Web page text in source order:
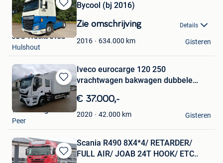
Bewaren
in
Mijn
Favorieten
Bycool (bj 2016)
Zie omschrijving Details
2016 634.000 km
JDG Trucks bvba
Hulshout
Gisteren
Bewaren
in
Mijn
Favorieten
Iveco eurocarge 120 250
vrachtwagen bakwagen dubbele
€ 37.000,-
2020 42.000 km
Willekens geb
Peer
Gisteren
Bewaren
Scania R490 8X4*4/ RETARDER/
FULL AIR/ JOAB 24T HOOK/ ETC..